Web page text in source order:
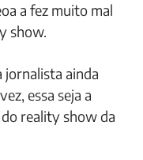
a fez muito mal
show.
jornalista ainda
essa seja a
reality show da